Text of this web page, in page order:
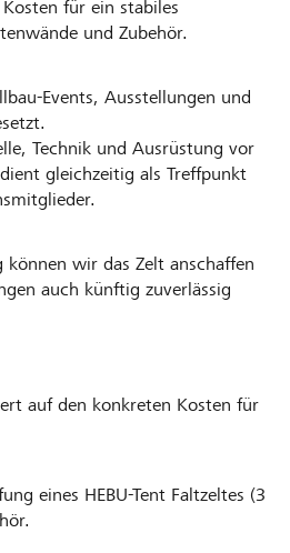
für ein stabiles
und Zubehör.
Events, Ausstellungen und
Technik und Ausrüstung vor
gleichzeitig als Treffpunkt
wir das Zelt anschaffen
auch künftig zuverlässig
auf den konkreten Kosten für
eines HEBU-Tent Faltzeltes (3